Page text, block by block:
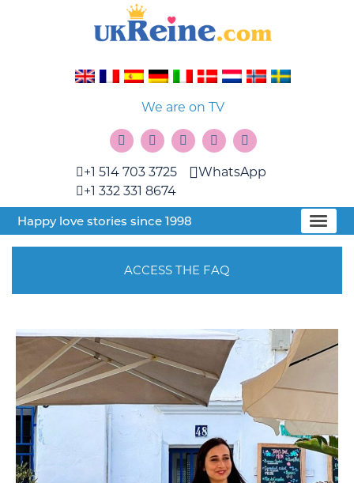
We are on TV
+1 514 703 3725
+1 332 331 8674
WhatsApp
Happy love stories since 1998
ACCESS THE FAQ